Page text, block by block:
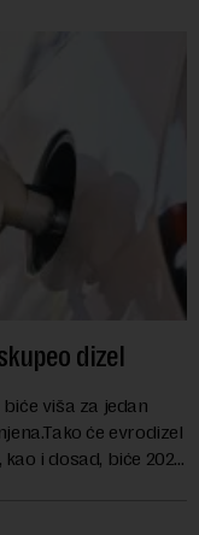
dizel
viša za jedan
će evrodizel
i dosad, biće 202